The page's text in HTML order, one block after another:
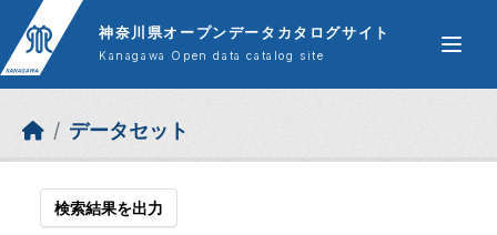
Skip to main content
神奈川県オープンデータカタログサイト
Kanagawa Open data catalog site
データセット
検索結果を出力